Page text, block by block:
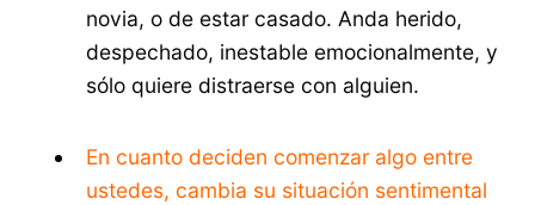
novia, o de estar casado. Anda herido,
despechado, inestable emocionalmente, y
sólo quiere distraerse con alguien.
En cuanto deciden comenzar algo entre
ustedes, cambia su situación sentimental